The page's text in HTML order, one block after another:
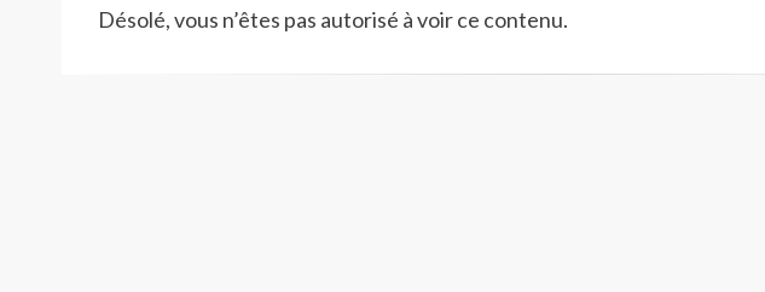
Désolé, vous n’êtes pas autorisé à voir ce contenu.